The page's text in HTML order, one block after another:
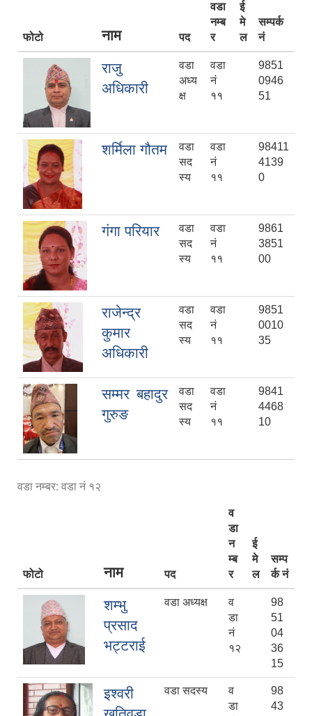
फोटो नाम पद
वडा
नम्ब
र
ई
मे
ल
सम्पर्क
नं
राजु
अधिकारी
वडा
अध्य
क्ष
वडा
नं
११
9851
0946
51
शर्मिला गौतम
वडा
सद
स्य
वडा
नं
११
98411
4139
0
गंगा परियार
वडा
सद
स्य
वडा
नं
११
9861
3851
00
राजेन्द्र
कुमार
अधिकारी
वडा
सद
स्य
वडा
नं
११
9851
0010
35
सम्मर बहादुर
गुरुङ
वडा
सद
स्य
वडा
नं
११
9841
4468
10
वडा नम्बर: वडा नं १२
फोटो नाम पद
व
डा
न
म्ब
र
ई
मे
ल
सम्प
र्क नं
शम्भु
प्रसाद
भट्टराई
वडा अध्यक्ष
व
डा
नं
१२
98
51
04
36
15
इश्वरी
वडा सदस्य
व
डा
98
43